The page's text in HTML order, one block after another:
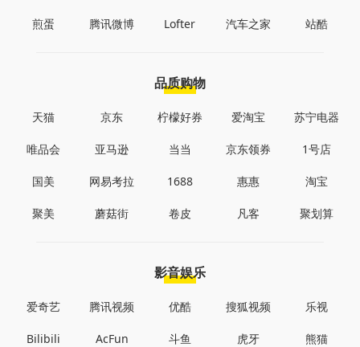
煎蛋 腾讯微博 Lofter 汽车之家 站酷
品质购物
天猫 京东 柠檬好券 爱淘宝 苏宁电器
唯品会 亚马逊 当当 京东领券 1号店
国美 网易考拉 1688 惠惠 淘宝
聚美 蘑菇街 卷皮 凡客 聚划算
影音娱乐
爱奇艺 腾讯视频 优酷 搜狐视频 乐视
Bilibili AcFun 斗鱼 虎牙 熊猫